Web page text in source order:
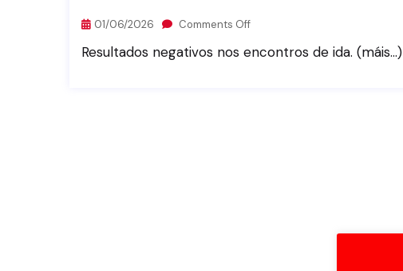
01/06/2026 Comments Off
Resultados negativos nos encontros de ida. (máis…)